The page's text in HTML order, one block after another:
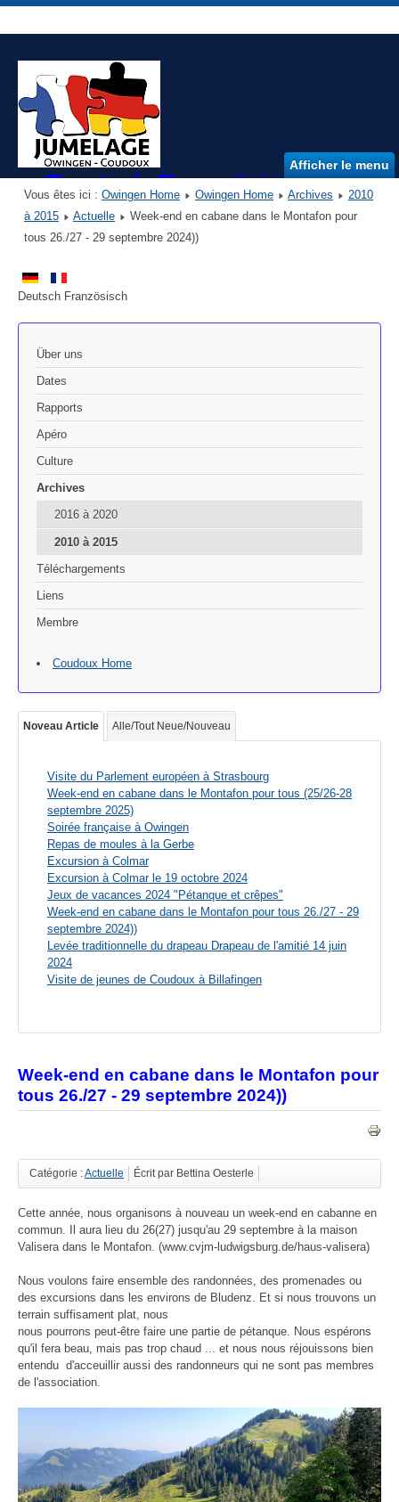
Deutsch Französischer
DFVO e.V.
Afficher le menu
Vous êtes ici : Owingen Home Owingen Home Archives
2010
à 2015
Actuelle
Week-end en cabane dans le Montafon pour
tous 26./27 - 29 septembre 2024))
Deutsch Französisch
Über uns
Dates
Rapports
Apéro
Culture
Archives
2016 à 2020
2010 à 2015
Téléchargements
Liens
Membre
Coudoux Home
Noveau Article Alle/Tout Neue/Nouveau
Visite du Parlement européen à Strasbourg
Week-end en cabane dans le Montafon pour tous (25/26-28
septembre 2025)
Soirée française à Owingen
Repas de moules à la Gerbe
Excursion à Colmar
Excursion à Colmar le 19 octobre 2024
Jeux de vacances 2024 "Pétanque et crêpes"
Week-end en cabane dans le Montafon pour tous 26./27 - 29
septembre 2024))
Levée traditionnelle du drapeau Drapeau de l'amitié 14 juin
2024
Visite de jeunes de Coudoux à Billafingen
Week-end en cabane dans le Montafon pour
tous 26./27 - 29 septembre 2024))
Catégorie :Actuelle Écrit par Bettina Oesterle
Cette année, nous organisons à nouveau un week-end en cabanne en
commun. Il aura lieu du 26(27) jusqu'au 29 septembre à la maison
Valisera dans le Montafon. (www.cvjm-ludwigsburg.de/haus-valisera)
Nous voulons faire ensemble des randonnées, des promenades ou
des excursions dans les environs de Bludenz. Et si nous trouvons un
terrain suffisament plat, nous
nous pourrons peut-être faire une partie de pétanque. Nous espérons
qu'il fera beau, mais pas trop chaud ... et nous nous réjouissons bien
entendu d'acceuillir aussi des randonneurs qui ne sont pas membres
de l'association.